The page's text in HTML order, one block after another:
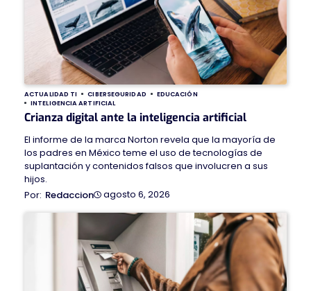
ACTUALIDAD TI CIBERSEGURIDAD
EDUCACIÓN
INTELIGENCIA ARTIFICIAL
Crianza digital ante la inteligencia artificial
El informe de la marca Norton revela que la mayoría de
los padres en México teme el uso de tecnologías de
suplantación y contenidos falsos que involucren a sus
hijos.
Redaccion
agosto 6, 2026